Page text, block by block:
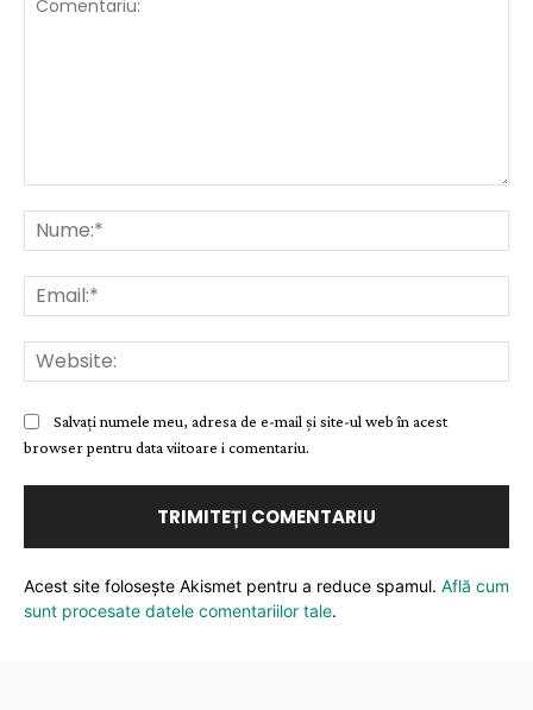
Salvați numele meu, adresa de e-mail și site-ul web în acest
browser pentru data viitoare i comentariu.
Acest site folosește Akismet pentru a reduce spamul. Află cum
sunt procesate datele comentariilor tale.